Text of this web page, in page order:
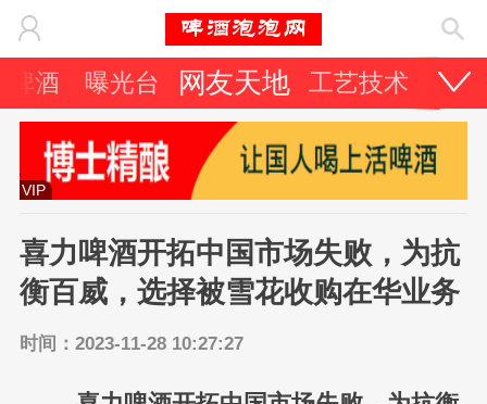
啤酒 曝光台 网友天地 工艺技术 啤
VIP
喜力啤酒开拓中国市场失败，为抗
衡百威，选择被雪花收购在华业务
时间：2023-11-28 10:27:27